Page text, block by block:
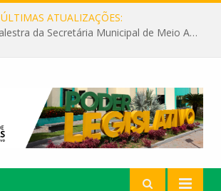
ÚLTIMAS ATUALIZAÇÕES:
Câmara recebe palestra da Secretária Municipal de Meio Ambiente sobre as ações da “SEMANA DO MEIO AMBIENTE”